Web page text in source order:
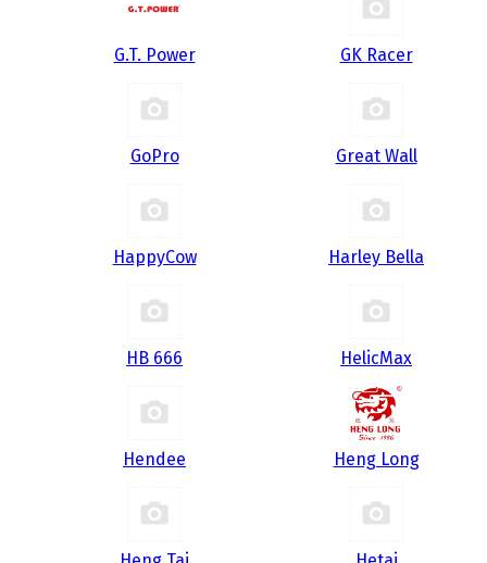
G.T. Power GK Racer
GoPro Great Wall
HappyCow Harley Bella
HB 666 HelicMax
Hendee Heng Long